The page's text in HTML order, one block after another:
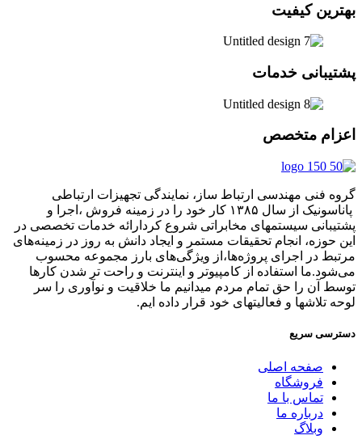
بهترین کیفیت
پشتیبانی خدمات
اعزام متخصص
گروه فنی مهندسی ارتباط ساز، نمایندگی تجهیزات ارتباطی
پاناسونیک از سال ۱۳۸۵ کار خود را در زمینه فروش ،اجرا و
پشتیبانی سیستمهای مخابراتی شروع کردارائه خدمات تخصصی در
این حوزه، انجام تحقیقات مستمر و ایجاد دانش به‌ روز در زمینه‌های
مرتبط در اجرای پروژه‌ها،از ویژگی‌های بارز مجموعه محسوب
می‌شود.ما استفاده از کامپیوتر و اینترنت و راحت تر شدن کارها
توسط آن را حق تمام مردم میدانیم ما خلاقیت و نوآوری را سر
لوحه تلاشها و فعالیتهای خود قرار داده ایم.
دسترسی سریع
صفحه اصلی
فروشگاه
تماس با ما
درباره ما
وبلاگ